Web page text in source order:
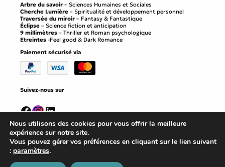
Arbre du savoir – Sciences Humaines et Sociales
Cherche Lumière – Spiritualité et développement personnel
Traversée du miroir – Fantasy & Fantastique
Éclipse – Science fiction et anticipation
9 millimètres – Thriller et Roman psychologique
Etreintes -Feel good & Dark Romance
Paiement sécurisé via
Suivez-nous sur
Facebook
Instagram
LinkedIn
©Editions Persee2026
Nous utilisons des cookies pour vous offrir la meilleure
expérience sur notre site.
Vous pouvez gérer vos préférences en cliquant sur le lien suivant
: paramètres.